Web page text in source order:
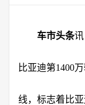
车市头条
比亚迪第1400
线，标志着比